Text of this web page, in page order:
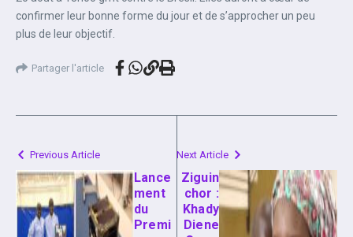
confirmer leur bonne forme du jour et de s’approcher un peu
plus de leur objectif.
Partager l'article
Previous Article
Lance
ment
du
Premi
Next Article
Ziguin
chor :
Khady
Diene